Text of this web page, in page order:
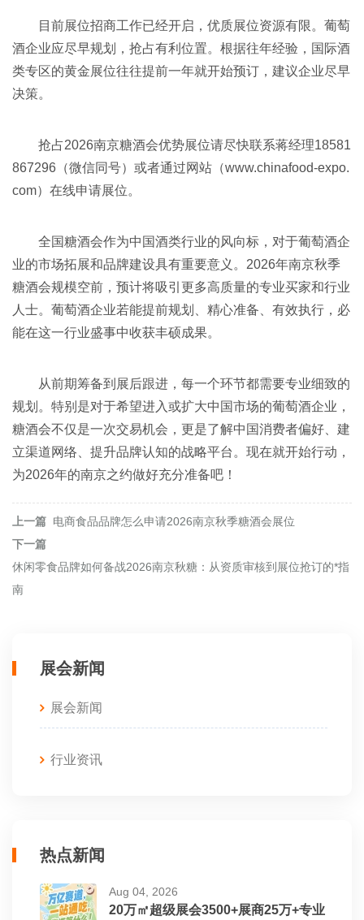
目前展位招商工作已经开启，优质展位资源有限。葡萄
酒企业应尽早规划，抢占有利位置。根据往年经验，国际酒
类专区的黄金展位往往提前一年就开始预订，建议企业尽早
决策。
抢占2026南京糖酒会优势展位请尽快联系蒋经理18581
867296（微信同号）或者通过网站（www.chinafood-expo.
com）在线申请展位。
全国糖酒会作为中国酒类行业的风向标，对于葡萄酒企
业的市场拓展和品牌建设具有重要意义。2026年南京秋季
糖酒会规模空前，预计将吸引更多高质量的专业买家和行业
人士。葡萄酒企业若能提前规划、精心准备、有效执行，必
能在这一行业盛事中收获丰硕成果。
从前期筹备到展后跟进，每一个环节都需要专业细致的
规划。特别是对于希望进入或扩大中国市场的葡萄酒企业，
糖酒会不仅是一次交易机会，更是了解中国消费者偏好、建
立渠道网络、提升品牌认知的战略平台。现在就开始行动，
为2026年的南京之约做好充分准备吧！
上一篇 电商食品品牌怎么申请2026南京秋季糖酒会展位
下一篇
休闲零食品牌如何备战2026南京秋糖：从资质审核到展位抢订的*指
南
展会新闻
展会新闻
行业资讯
热点新闻
Aug 04, 2026
20万㎡超级展会3500+展商25万+专业